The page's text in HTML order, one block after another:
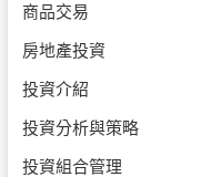
商品交易
房地產投資
投資介紹
投資分析與策略
投資組合管理